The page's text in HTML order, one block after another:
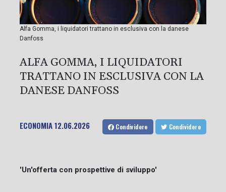
Alfa Gomma, i liquidatori trattano in esclusiva con la danese
Danfoss
ALFA GOMMA, I LIQUIDATORI
TRATTANO IN ESCLUSIVA CON LA
DANESE DANFOSS
ECONOMIA12.06.2026 Condividere Condividere
'Un'offerta con prospettive di sviluppo'